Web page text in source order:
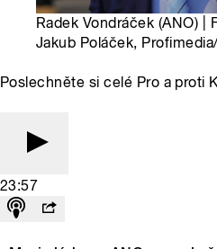
Radek Vondráček (ANO) |
Jakub Poláček,
Poslechněte si celé Pro a proti
23:57